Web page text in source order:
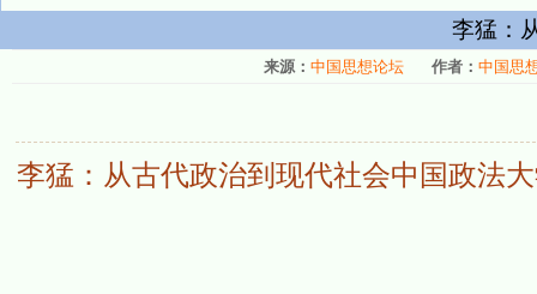
李猛：
来源： 中国思想论坛 作者： 中国思
李猛：从古代政治到现代社会中国政法